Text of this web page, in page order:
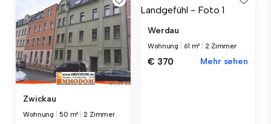
Zwickau
Wohnung 50 m² |2 Zimmer
Werdau
Wohnung 61 m² |2 Zimmer
€ 370 Mehr sehen